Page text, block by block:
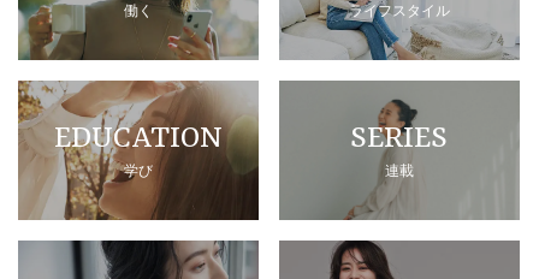
働く ライフスタイル
EDUCATION
学び
SERIES
連載